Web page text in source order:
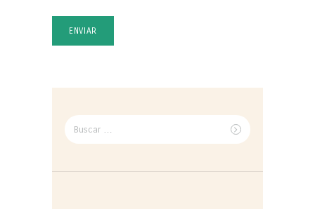
Buscar
por: